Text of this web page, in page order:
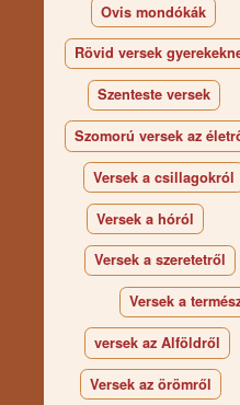
Ovis mondókák
Rövid versek
Szenteste versek
Szomorú versek az
Versek a csillagokról
Versek a hóról
Versek a szeretetről
Versek a
versek az Alföldről
Versek az örömről